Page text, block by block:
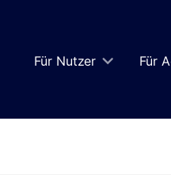
Für Nutzer Für